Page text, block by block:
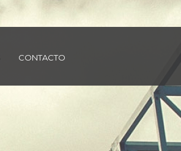
CONTACTO